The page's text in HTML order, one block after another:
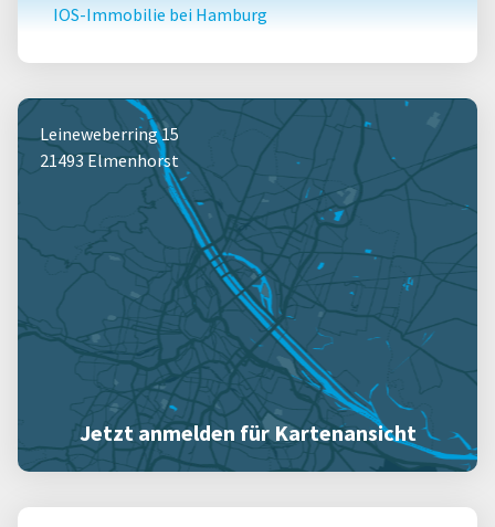
IOS-Immobilie bei Hamburg
Leineweberring 15
21493 Elmenhorst
Jetzt anmelden für Kartenansicht